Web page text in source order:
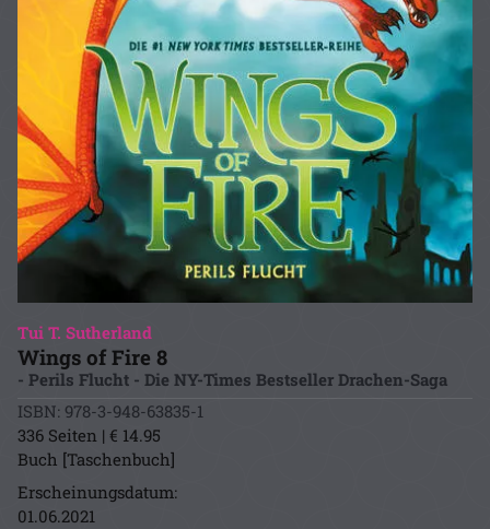
Tui T. Sutherland
Wings of Fire 8
- Perils Flucht - Die NY-Times Bestseller Drachen-Saga
ISBN: 978-3-948-63835-1
336 Seiten | € 14.95
Buch [Taschenbuch]
Erscheinungsdatum:
01.06.2021